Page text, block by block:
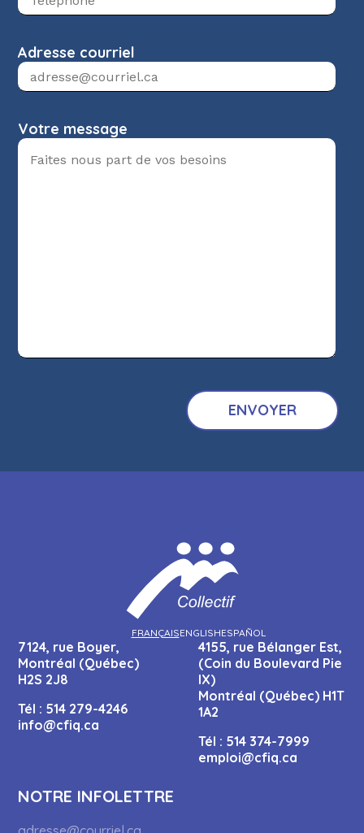
Adresse courriel
Votre message
FRANÇAISENGLISHESPAÑOL
7124, rue Boyer,
Montréal (Québec)
H2S 2J8
Tél : 514 279-4246
info@cfiq.ca
4155, rue Bélanger Est,
(Coin du Boulevard Pie
IX)
Montréal (Québec) H1T
1A2
Tél : 514 374-7999
emploi@cfiq.ca
NOTRE INFOLETTRE